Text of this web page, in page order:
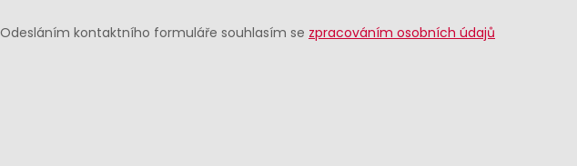
kontaktního formuláře souhlasím se zpracováním osobních údajů